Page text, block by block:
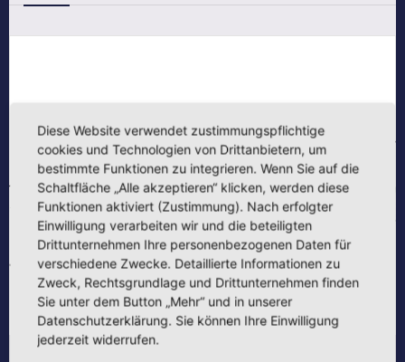
Diese Website verwendet zustimmungspflichtige
cookies und Technologien von Drittanbietern, um
bestimmte Funktionen zu integrieren. Wenn Sie auf die
Schaltfläche „Alle akzeptieren“ klicken, werden diese
Funktionen aktiviert (Zustimmung). Nach erfolgter
Einwilligung verarbeiten wir und die beteiligten
Drittunternehmen Ihre personenbezogenen Daten für
verschiedene Zwecke. Detaillierte Informationen zu
Zweck, Rechtsgrundlage und Drittunternehmen finden
Sie unter dem Button „Mehr“ und in unserer
Datenschutzerklärung. Sie können Ihre Einwilligung
jederzeit widerrufen.